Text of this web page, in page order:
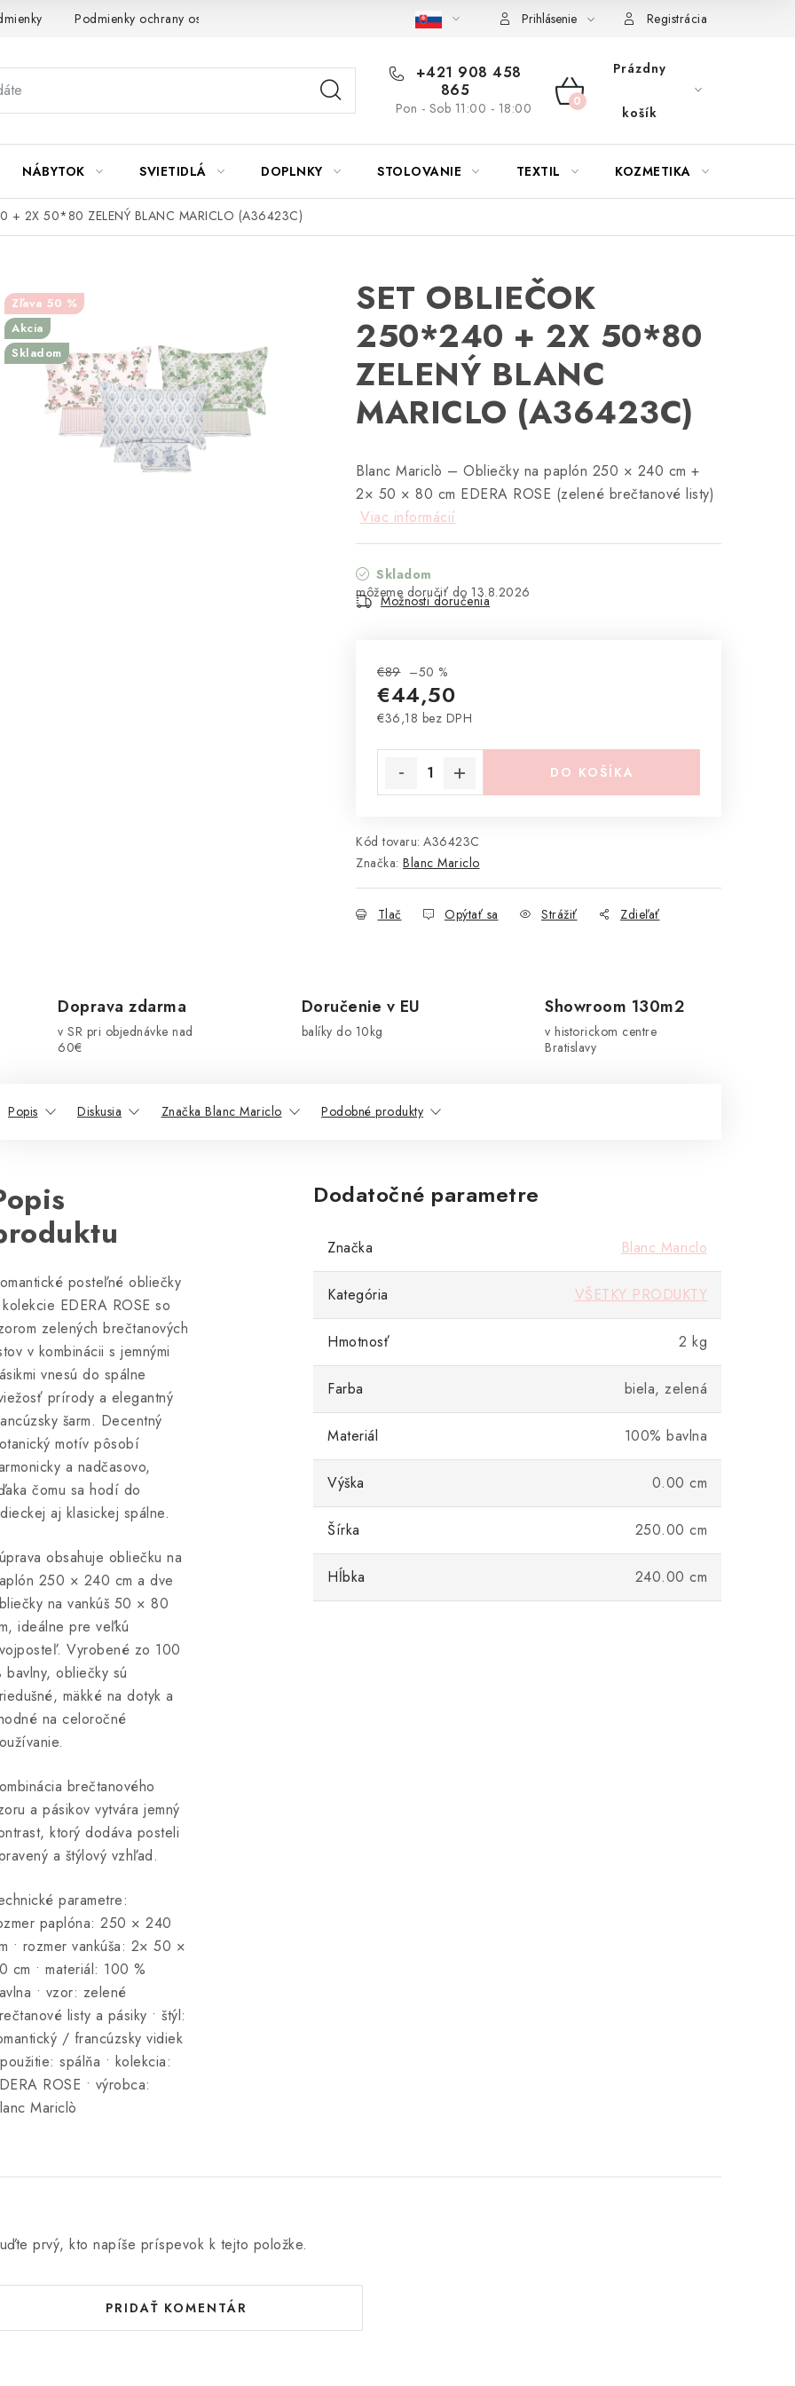
Podmienky ochrany osobných údajov Návod na údržbu nábytku Reklamačný poriadok Pravidlá zliav a akcií
Prihlásenie Registrácia
+421 908 458
865
Pon - Sob 11:00 - 18:00
NÁKUPNÝ
Prázdny
košík
NÁBYTOK SVIETIDLÁ DOPLNKY STOLOVANIE TEXTIL KOZMETIKA
+ 2X 50*80 ZELENÝ BLANC MARICLO (A36423C)
SET OBLIEČOK
250*240 + 2X 50*80
ZELENÝ BLANC
MARICLO (A36423C)
Blanc Mariclò – Obliečky na paplón 250 × 240 cm +
2× 50 × 80 cm EDERA ROSE (zelené brečtanové listy)
Viac informácií
Skladom
13.8.2026
Možnosti doručenia
€89 –50 %
€44,50
€36,18 bez DPH
DO KOŠÍKA
Kód tovaru: A36423C
Značka: Blanc Mariclo
Tlač Opýtať sa Strážiť Zdieľať
50 %
Akcia
Skladom
Doprava zdarma
v SR pri objednávke nad
60€
Doručenie v EU
balíky do 10kg
Showroom 130m2
v historickom centre
Bratislavy
Popis Diskusia Značka Blanc Mariclo Podobné produkty
posteľné obliečky
EDERA ROSE so
zelených brečtanových
v kombinácii s jemnými
vnesú do spálne
prírody a elegantný
šarm. Decentný
motív pôsobí
a nadčasovo,
čomu sa hodí do
aj klasickej spálne.
obsahuje obliečku na
250 × 240 cm a dve
na vankúš 50 × 80
ideálne pre veľkú
Vyrobené zo 100
bavlny, obliečky sú
mäkké na dotyk a
na celoročné
brečtanového
a pásikov vytvára jemný
ktorý dodáva posteli
a štýlový vzhľad.
parametre:
paplóna: 250 × 240
• rozmer vankúša: 2× 50 ×
cm • materiál: 100 %
• vzor: zelené
listy a pásiky • štýl:
/ francúzsky vidiek
použitie: spálňa • kolekcia:
ROSE • výrobca:
Mariclò
Dodatočné parametre
Značka Blanc Mariclo
Kategória VŠETKY PRODUKTY
Hmotnosť 2 kg
Farba biela, zelená
Materiál 100% bavlna
Výška 0.00 cm
Šírka 250.00 cm
Hĺbka 240.00 cm
prvý, kto napíše príspevok k tejto položke.
PRIDAŤ KOMENTÁR